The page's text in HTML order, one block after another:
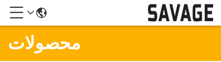
محصولات